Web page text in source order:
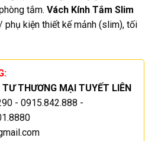
tắm. Vách Kính Tắm Slim
phụ kiện thiết kế mảnh (slim), tối
THƯƠNG MẠI TUYẾT LIÊN
- 0915.842.888 -